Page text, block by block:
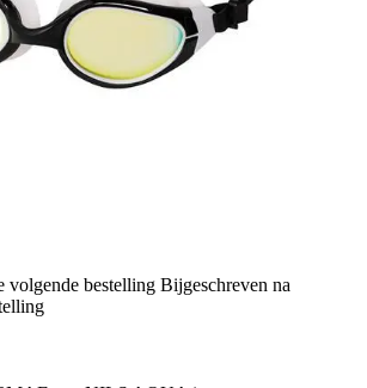
volgende bestelling Bijgeschreven na